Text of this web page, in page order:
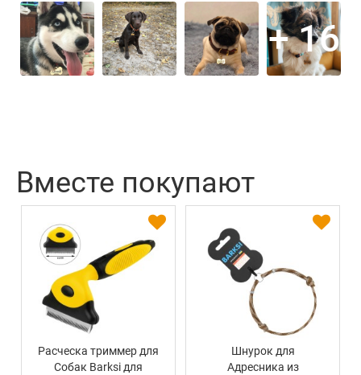
+ 16
Вместе покупают
Расческа триммер для
Собак Barksi для
Шнурок для
Адресника из